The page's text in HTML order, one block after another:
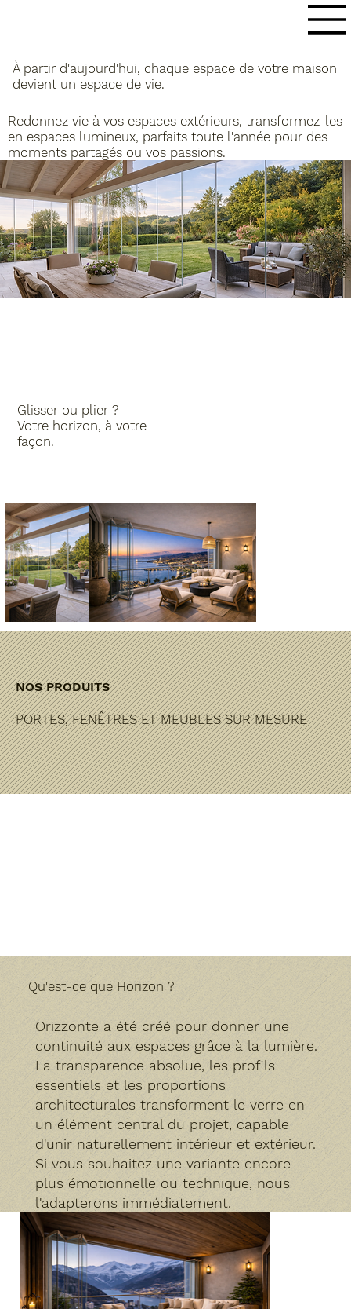
À partir d'aujourd'hui, chaque espace de votre maison
devient un espace de vie.
Redonnez vie à vos espaces extérieurs, transformez-les
en espaces lumineux, parfaits toute l'année pour des
moments partagés ou vos passions.
Glisser ou plier ?
Votre horizon, à votre
façon.
NOS PRODUITS
PORTES, FENÊTRES ET MEUBLES SUR MESURE
Qu'est-ce que Horizon ?
Orizzonte a été créé pour donner une
continuité aux espaces grâce à la lumière.
La transparence absolue, les profils
essentiels et les proportions
architecturales transforment le verre en
un élément central du projet, capable
d'unir naturellement intérieur et extérieur.
Si vous souhaitez une variante encore
plus émotionnelle ou technique, nous
l'adapterons immédiatement.